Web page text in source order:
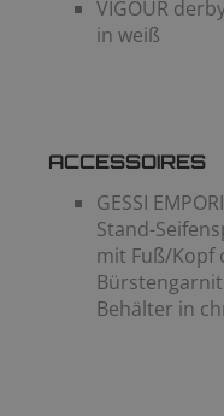
VIGOUR
in weiß
ACCESSOIRES
GESSI
Stand-
mit Fuß/Kopf
Behälter in